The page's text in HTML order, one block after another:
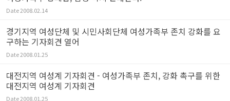
Date2008.02.14
경기지역 여성단체 및 시민사회단체 여성가족부 존치 강화를 요
구하는 기자회견 열어
Date2008.01.25
대전지역 여성계 기자회견 - 여성가족부 존치, 강화 촉구를 위한
대전지역 여성계 기자회견
Date2008.01.25